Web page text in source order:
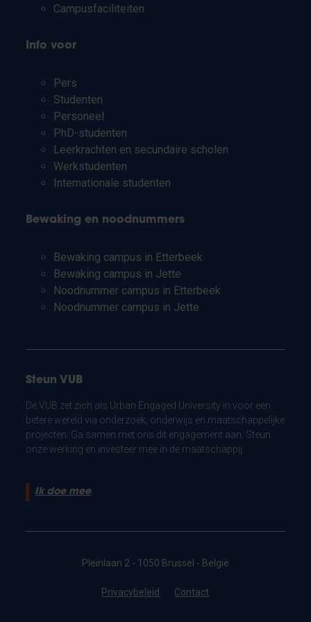
Campusfaciliteiten
Info voor
Pers
Studenten
Personeel
PhD-studenten
Leerkrachten en secundaire scholen
Werkstudenten
Internationale studenten
Bewaking en noodnummers
Bewaking campus in Etterbeek
Bewaking campus in Jette
Noodnummer campus in Etterbeek
Noodnummer campus in Jette
Steun VUB
De VUB zet zich als Urban Engaged University in voor een
betere wereld via onderzoek, onderwijs en maatschappelijke
projecten. Ga samen met ons dit engagement aan. Steun
onze werking en investeer mee in de maatschappij.
Ik doe mee
Pleinlaan 2 - 1050 Brussel - België
Privacybeleid Contact